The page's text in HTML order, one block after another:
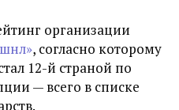
организации
, согласно которому
12-й страной по
— всего в списке